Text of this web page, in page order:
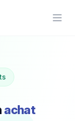
achat